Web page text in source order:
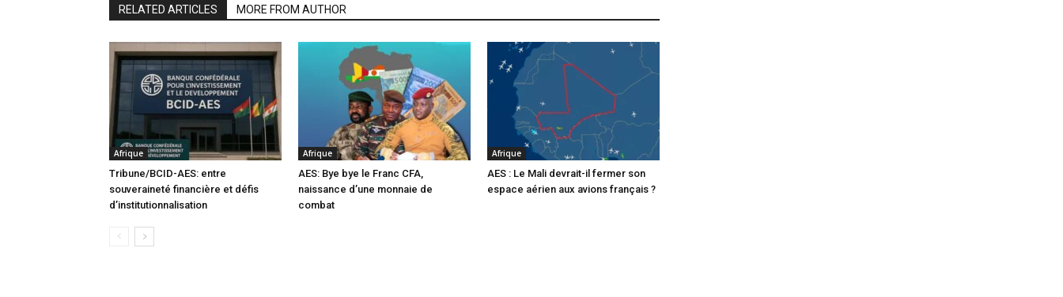
RELATED ARTICLES MORE FROM AUTHOR
Afrique
Tribune/BCID-AES: entre
souveraineté financière et défis
d’institutionnalisation
Afrique
AES: Bye bye le Franc CFA,
naissance d’une monnaie de
combat
Afrique
AES : Le Mali devrait-il fermer son
espace aérien aux avions français ?